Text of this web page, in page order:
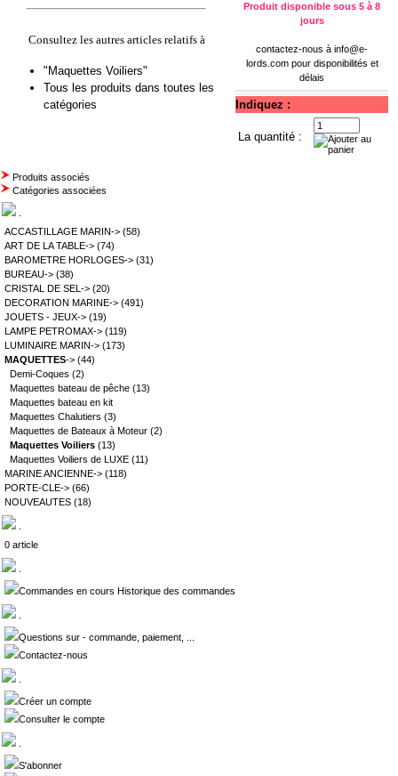
Consultez les autres articles relatifs à
"Maquettes Voiliers"
Tous les produits dans toutes les
catégories
Produit disponible sous 5 à 8
jours
contactez-nous à info@e-
lords.compour disponibilités et
délais
Indiquez :
La quantité :
Produits associés
Catégories associées
ACCASTILLAGE MARIN-> (58)
ART DE LA TABLE-> (74)
BAROMETRE HORLOGES-> (31)
BUREAU-> (38)
CRISTAL DE SEL-> (20)
DECORATION MARINE-> (491)
JOUETS - JEUX-> (19)
LAMPE PETROMAX-> (119)
LUMINAIRE MARIN-> (173)
MAQUETTES-> (44)
Demi-Coques (2)
Maquettes bateau de pêche (13)
Maquettes bateau en kit
Maquettes Chalutiers (3)
Maquettes de Bateaux à Moteur (2)
Maquettes Voiliers (13)
Maquettes Voiliers de LUXE (11)
MARINE ANCIENNE-> (118)
PORTE-CLE-> (66)
NOUVEAUTES (18)
0 article
Commandes en cours Historique des commandes
Questions sur - commande, paiement, ...
Contactez-nous
Créer un compte
Consulter le compte
S'abonner